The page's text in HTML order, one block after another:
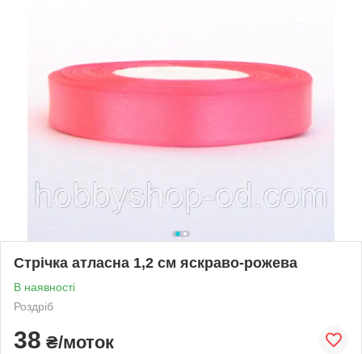
Стрічка атласна 1,2 см яскраво-рожева
В наявності
Роздріб
38 ₴/моток